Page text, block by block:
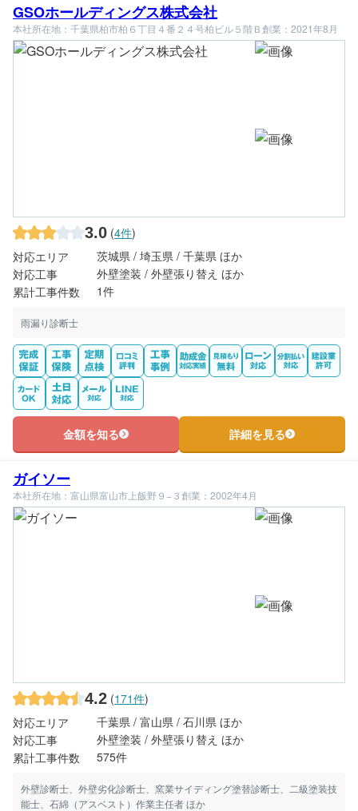
GSOホールディングス株式会社
本社所在地：千葉県柏市柏６丁目４番２４号柏ビル５階Ｂ創業：2021年8月
3.0 (4件)
対応エリア
茨城県 / 埼玉県 / 千葉県 ほか
対応工事
外壁塗装 / 外壁張り替え ほか
累計工事件数
1件
雨漏り診断士
金額を知る 詳細を見る
ガイソー
本社所在地：富山県富山市上飯野９−３創業：2002年4月
4.2 (171件)
対応エリア
千葉県 / 富山県 / 石川県 ほか
対応工事
外壁塗装 / 外壁張り替え ほか
累計工事件数
575件
外壁診断士、外壁劣化診断士、窯業サイディング塗替診断士、二級塗装技
能士、石綿（アスベスト）作業主任者 ほか